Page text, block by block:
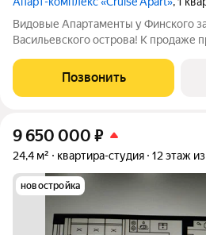
Видовые Апартаменты у Финского
Васильевского острова! К продаже
жилого комплекса на бульваре
Васильевского острова. Ключевым
Позвонить
9 650 000 ₽
24,4 м² квартира-студия 12 этаж
новостройка